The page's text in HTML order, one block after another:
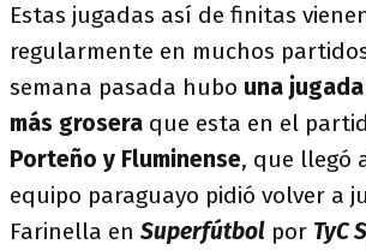
Estas jugadas así de finitas
regularmente en muchos
semana pasada hubo una
más grosera que esta en el
Porteño y Fluminense, que llegó
equipo paraguayo pidió volver a
Farinella en Superfútbol por TyC